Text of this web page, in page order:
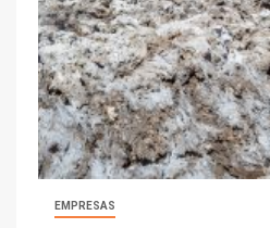
EMPRESAS